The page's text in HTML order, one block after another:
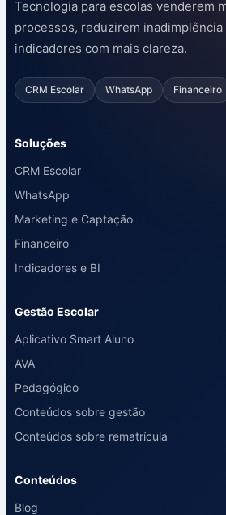
Tecnologia para escolas venderem
processos, reduzirem inadimplência
indicadores com mais clareza.
CRM Escolar WhatsApp Financeiro
Soluções
CRM Escolar
WhatsApp
Marketing e Captação
Financeiro
Indicadores e BI
Gestão Escolar
Aplicativo Smart Aluno
AVA
Pedagógico
Conteúdos sobre gestão
Conteúdos sobre rematrícula
Conteúdos
Blog